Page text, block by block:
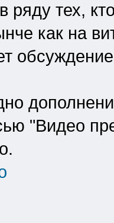
ряду тех,
как на
"Видео